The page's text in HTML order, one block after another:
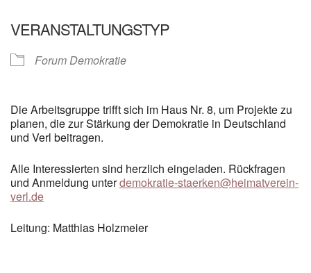
VERANSTALTUNGSTYP
Forum Demokratie
Die Arbeitsgruppe trifft sich im Haus Nr. 8, um Projekte zu
planen, die zur Stärkung der Demokratie in Deutschland
und Verl beitragen.
Alle Interessierten sind herzlich eingeladen. Rückfragen
und Anmeldung unterdemokratie-staerken@heimatverein-
verl.de
Leitung: Matthias Holzmeier